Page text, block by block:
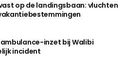
op de landingsbaan: vluchten
inzet bij Walibi
incident